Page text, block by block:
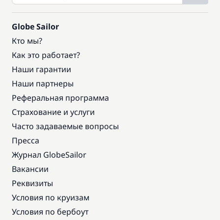
Globe Sailor
Кто мы?
Как это работает?
Наши гарантии
Наши партнеры
Реферальная программа
Страхование и услуги
Часто задаваемые вопросы
Пресса
Журнал GlobeSailor
Вакансии
Реквизиты
Условия по круизам
Условия по бербоут